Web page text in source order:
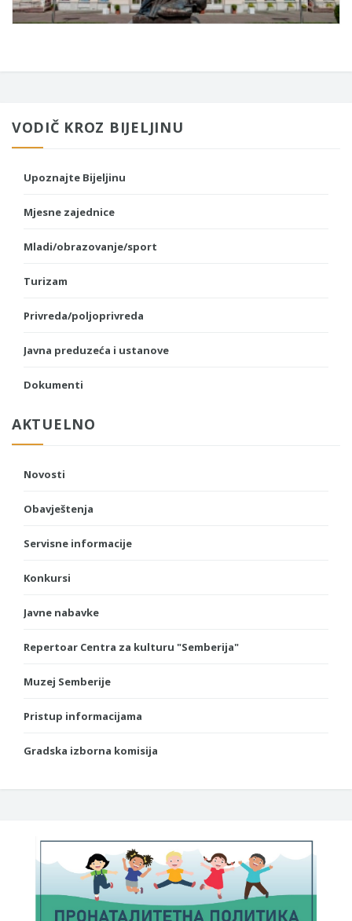
VODIČ KROZ BIJELJINU
Upoznajte Bijeljinu
Mjesne zajednice
Mladi/obrazovanje/sport
Turizam
Privreda/poljoprivreda
Javna preduzeća i ustanove
Dokumenti
AKTUELNO
Novosti
Obavještenja
Servisne informacije
Konkursi
Javne nabavke
Repertoar Centra za kulturu "Semberija"
Muzej Semberije
Pristup informacijama
Gradska izborna komisija